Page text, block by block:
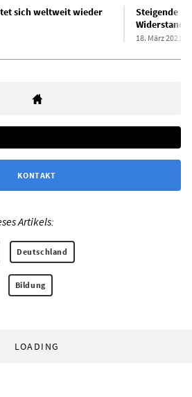
sich weltweit wieder
Steigende
Widerstand
18. März 2021
KONTAKT
Artikels:
Deutschland
Bildung
LOADING